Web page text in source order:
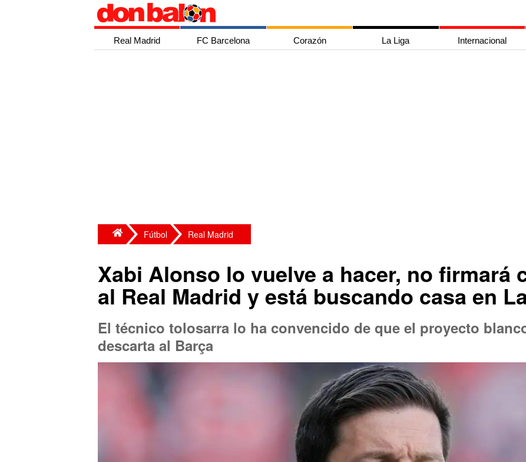
Real Madrid FC Barcelona Corazón La Liga Internacional
Fútbol Real Madrid
Xabi Alonso lo vuelve a hacer, no firmará
al Real Madrid y está buscando casa en
El técnico tolosarra lo ha convencido de que el proyecto
descarta al Barça